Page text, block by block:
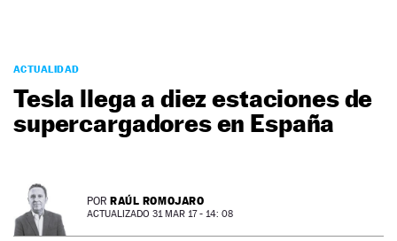
PODCAST
MOTOS
TECNOLOGÍA
SUPERCOCHES
PREMIOS
SERVICIOS
ACTUALIDAD
Tesla llega a diez estaciones de
supercargadores en España
POR RAÚL ROMOJARO
ACTUALIZADO 31 MAR 17 - 14: 08